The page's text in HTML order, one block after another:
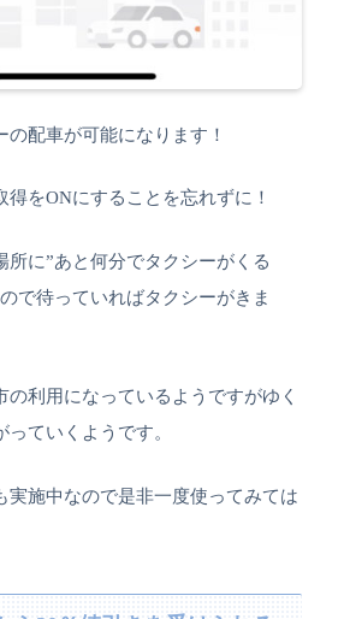
の配車が可能になります！
得をONにすることを忘れずに！
所に”あと何分でタクシーがくる
で待っていればタクシーがきま
の利用になっているようですがゆく
ていくようです。
実施中なので是非一度使ってみては